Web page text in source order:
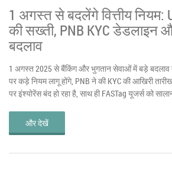
1 अगस्त से बदलेंगे वित्तीय नियम:
की सख्ती, PNB KYC डेडलाइन
बदलाव
1 अगस्त 2025 से बैंकिंग और भुगतान सेवाओं में बड़े
पर कड़े नियम लागू होंगे, PNB ने की KYC की आखिरी तारीख
पर इंश्योरेंस बंद हो रहा है, साथ ही FASTag यूजर्स को
और देखें